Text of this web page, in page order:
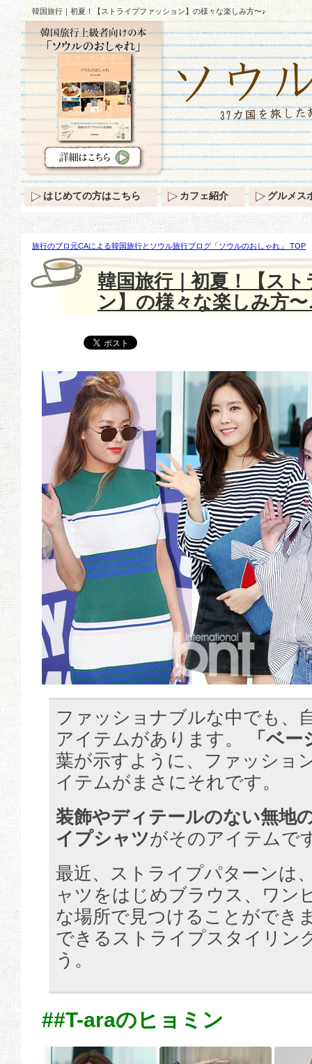
韓国旅行｜初夏！【ストライプファッション】の様々な楽しみ方〜♪
旅行のプロ元CAによる韓国旅行とソウル旅行ブログ「ソウルのおしゃれ」 TOP
【ストライプファッション】の様々な楽しみ方〜♪
韓国旅行｜初夏！【ス
ン】の様々な楽しみ方〜
ファッショナブルな中でも、
アイテムがあります。
「ベ
葉が示すように、ファッショ
イテムがまさにそれです。
装飾やディテールのない無地
イプシャツがそのアイテムで
最近、ストライプパターンは
ャツをはじめブラウス、ワン
な場所で見つけることができ
できるストライプスタイリン
う。
##T-araのヒョミン
はじめての方はこちら カフェ紹介 グルメス